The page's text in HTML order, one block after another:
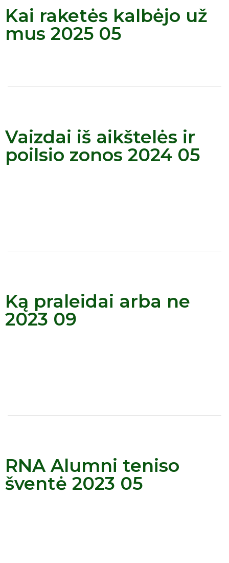
Kai raketės kalbėjo už
mus 2025 05
Vaizdai iš aikštelės ir
poilsio zonos 2024 05
Ką praleidai arba ne
2023 09
RNA Alumni teniso
šventė 2023 05